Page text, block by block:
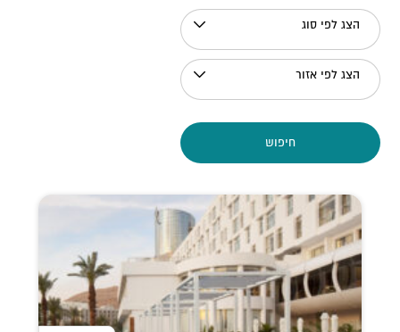
הצג לפי סוג
הצג לפי אזור
חיפוש